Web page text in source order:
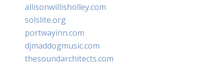
allisonwillisholley.com
solslite.org
portwayinn.com
djmaddogmusic.com
thesoundarchitects.com